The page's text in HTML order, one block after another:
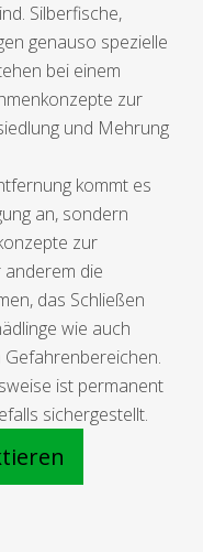
Silberfische,
genauso spezielle
bei einem
zur
und Mehrung
kommt es
an, sondern
zur
die
das Schließen
wie auch
ist permanent
sichergestellt.